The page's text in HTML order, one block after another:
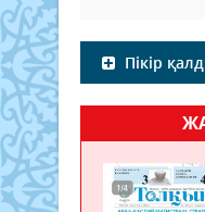
Пікір